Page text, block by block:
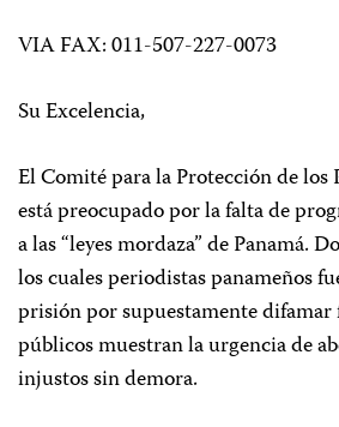
VIA FAX: 011-507-227-0073
Su Excelencia,
El Comité para la Protección de los
está preocupado por la falta de
a las “leyes mordaza” de Panamá.
los cuales periodistas panameños
prisión por supuestamente
públicos muestran la urgencia de
injustos sin demora.